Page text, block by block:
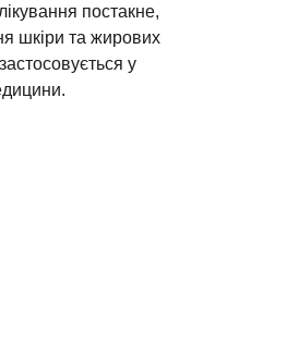
постакне,
шкіри та жирових
у